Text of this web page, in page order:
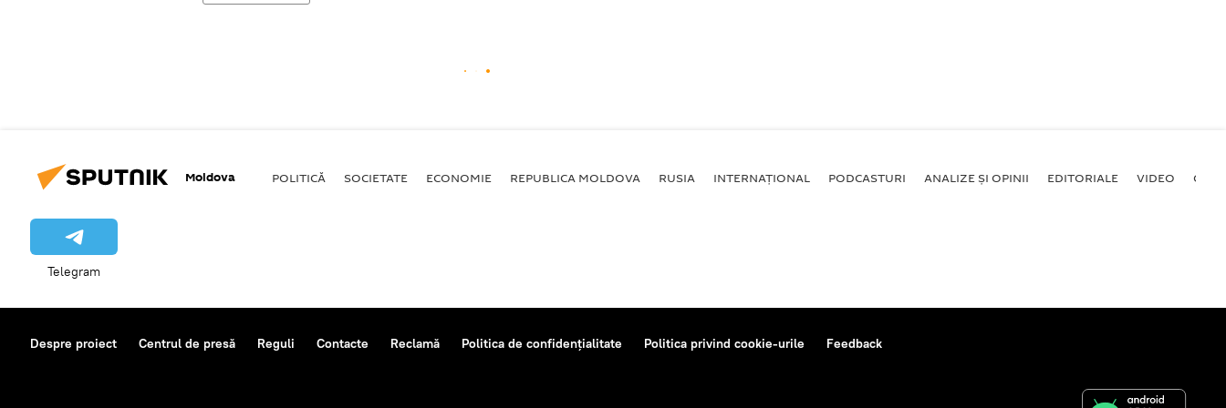
Moldova POLITICĂ SOCIETATE ECONOMIE REPUBLICA MOLDOVA RUSIA INTERNAȚIONAL PODCASTURI ANALIZE ȘI OPINII EDITORIALE VIDEO
Telegram
Despre proiect Centrul de presă Reguli Contacte Reclamă Politica de confidențialitate Politica privind cookie-urile Feedback